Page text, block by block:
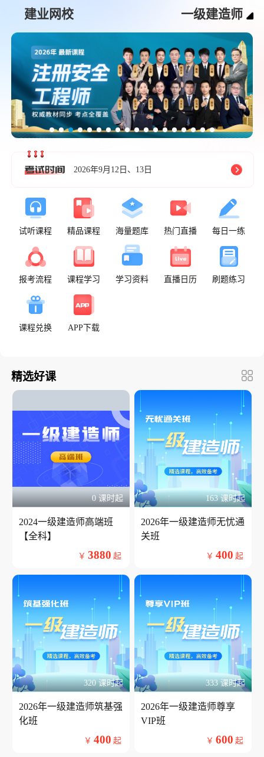
建业网校 一级建造师
2026年9月12日、13日
试听课程 精品课程 海量题库 热门直播 每日一练
报考流程 课程学习 学习资料 直播日历 刷题练习
课程兑换 APP下载
精选好课
2024一级建造师高端班
【全科】
0 课时起
￥ 3880 起
2026年一级建造师无忧通
关班
163 课时起
￥ 400 起
2026年一级建造师筑基强
化班
320 课时起
￥ 400 起
2026年一级建造师尊享
VIP班
333 课时起
￥ 600 起